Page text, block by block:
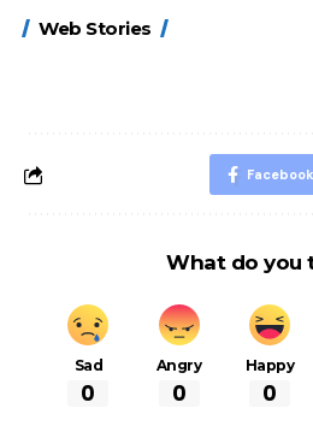
Web Stories
FASTag के ये नए
Facebook
What do you
Sad
0
Angry
0
Happy
0